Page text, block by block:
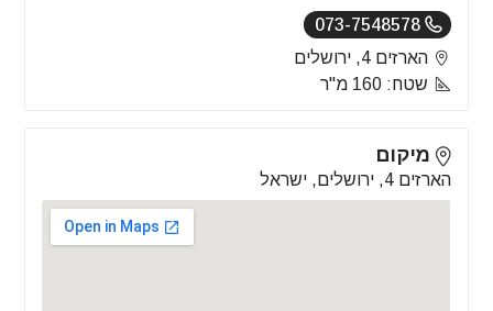
073-7548578
הארזים 4, ירושלים
שטח: 160 מ"ר
מיקום
הארזים 4, ירושלים, ישראל